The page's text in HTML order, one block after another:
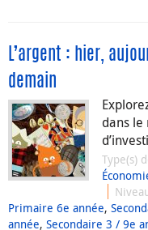
L’argent : hier,
demain
dans le
Type(s)
Primaire 6e année,
année, Secondaire 3 / 9e